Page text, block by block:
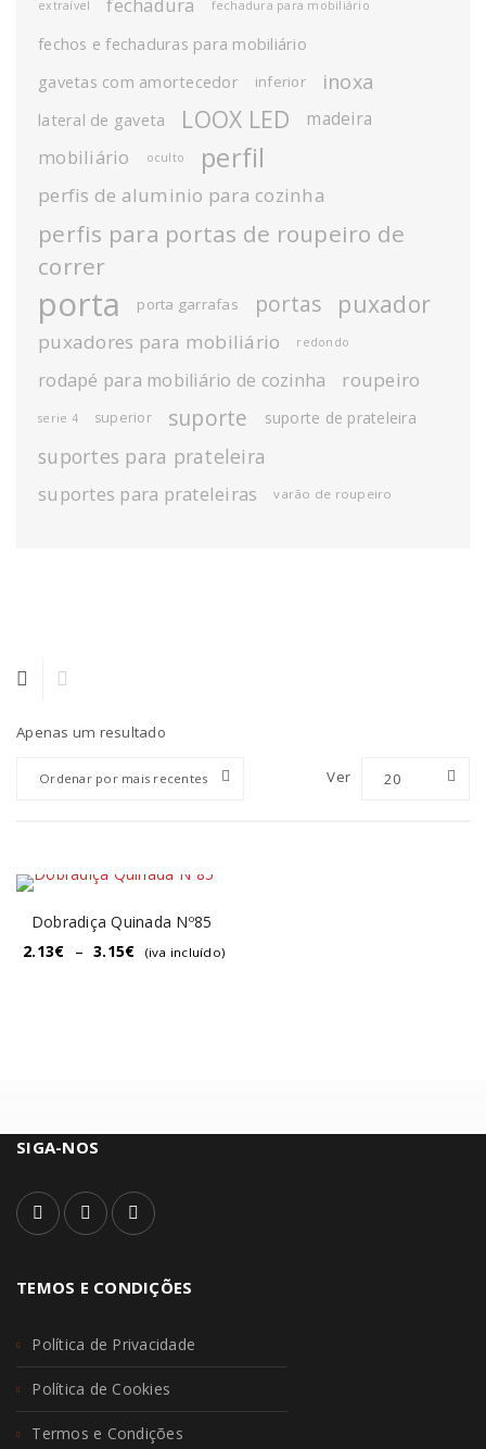
extraível fechadura fechadura para mobiliário
fechos e fechaduras para mobiliário
gavetas com amortecedor
inferior inoxa
lateral de gaveta LOOX LED madeira
mobiliário oculto perfil
perfis de aluminio para cozinha
perfis para portas de roupeiro de
correr
porta porta garrafas portas puxador
puxadores para mobiliário redondo
rodapé para mobiliário de cozinha roupeiro
serie 4 superior suporte suporte de prateleira
suportes para prateleira
suportes para prateleiras varão de roupeiro
Apenas um resultado
Ordenar por mais recentes Ver 20
Dobradiça Quinada Nº85
2.13€ – 3.15€ (iva incluído)
SIGA-NOS
TEMOS E CONDIÇÕES
Política de Privacidade
Política de Cookies
Termos e Condições